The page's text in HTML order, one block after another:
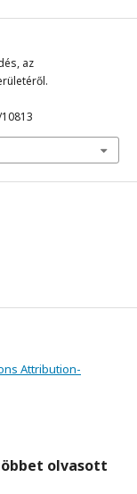
az
Attribution-
olvasott